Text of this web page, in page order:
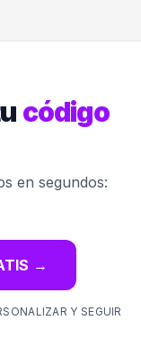
código
en segundos:
→
Y SEGUIR